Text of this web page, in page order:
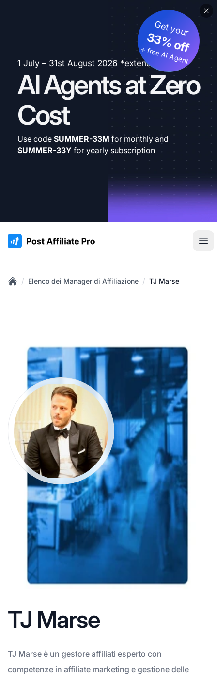
1 July – 31st August 2026 *extended
AI Agents at Zero
Cost
Get your
33% off
+ free AI Agent
Use code SUMMER-33M for monthly and
SUMMER-33Y for yearly subscription
:site.title
/ Elenco dei Manager di Affiliazione / TJ Marse
TJ Marse
TJ Marse è un gestore affiliati esperto con
competenze in affiliate marketing e gestione delle